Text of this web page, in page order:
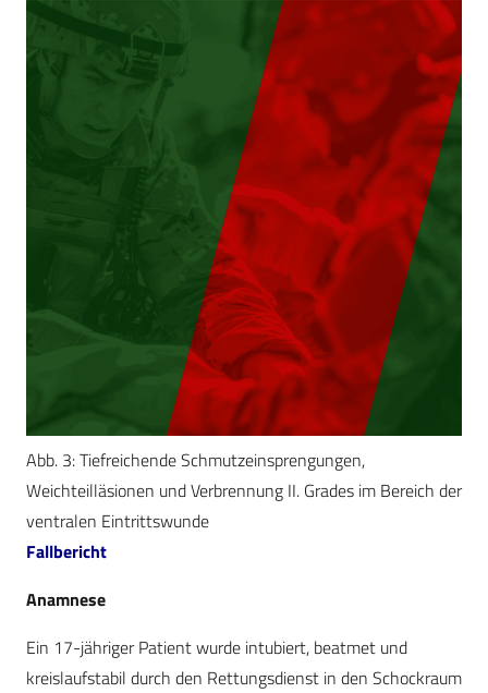
Abb. 3: Tiefreichende Schmutzeinsprengungen,
Weichteilläsionen und Verbrennung II. Grades im Bereich der
ventralen Eintrittswunde
Fallbericht
Anamnese
Ein 17-jähriger Patient wurde intubiert, beatmet und
kreislaufstabil durch den Rettungsdienst in den Schockraum